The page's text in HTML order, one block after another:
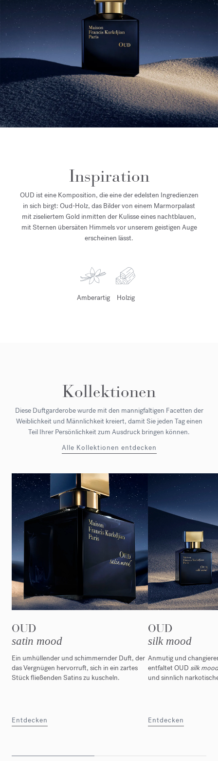
Inspiration
OUD ist eine Komposition, die eine der edelsten Ingredienzen
in sich birgt: Oud-Holz, das Bilder von einem Marmorpalast
mit ziseliertem Gold inmitten der Kulisse eines nachtblauen,
mit Sternen übersäten Himmels vor unserem geistigen Auge
erscheinen lässt.
Amberartig Holzig
Kollektionen
Diese Duftgarderobe wurde mit den mannigfaltigen Facetten der
Weiblichkeit und Männlichkeit kreiert, damit Sie jeden Tag einen
Teil Ihrer Persönlichkeit zum Ausdruck bringen können.
Alle Kollektionen entdecken
OUD
satin mood
Ein umhüllender und schimmernder Duft, der
das Vergnügen hervorruft, sich in ein zartes
Stück fließenden Satins zu kuscheln.
Entdecken
OUD
silk mood
Anmutig und
entfaltet OUD silk mood
und sinnlich
Entdecken